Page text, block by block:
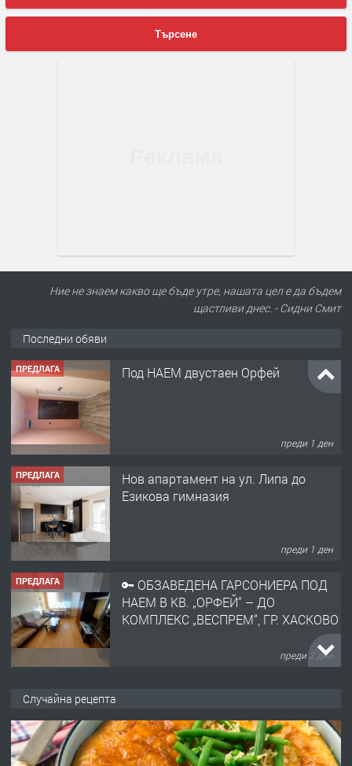
Търсене
Ние не знаем какво ще бъде утре, нашата цел е да бъдем
щастливи днес. - Сидни Смит
Последни обяви
ПРЕДЛАГА Под НАЕМ двустаен Орфей
преди 1 ден
ПРЕДЛАГА
Нов апартамент на ул. Липа до
Езикова гимназия
преди 1 ден
ПРЕДЛАГА
🔑 ОБЗАВЕДЕНА ГАРСОНИЕРА ПОД
НАЕМ В КВ. „ОРФЕЙ“ – ДО
КОМПЛЕКС „ВЕСПРЕМ“, ГР. ХАСКОВО
преди 2 дни
АПАРТАМЕНТ В ЦЕНТЪРА НА ГР.
ХАСКОВО
преди 3 дни
Случайна рецепта